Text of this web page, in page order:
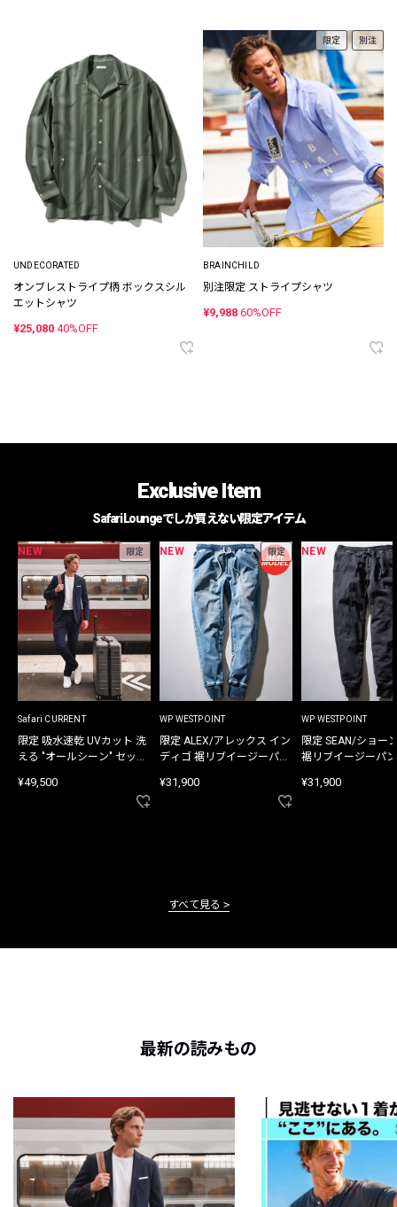
UNDECORATED
オンブレストライプ柄 ボックスシル
エットシャツ
¥25,080 40%OFF
限定 別注
BRAINCHILD
別注限定 ストライプシャツ
¥9,988 60%OFF
Exclusive Item
Safari Loungeでしか買えない限定アイテム
NEW 限定
Safari CURRENT
限定 吸水速乾 UVカット 洗
える "オールシーン" セット
¥49,500
NEW 限定
WP WESTPOINT
限定 ALEX/アレックス イン
ディゴ 裾リブイージーパン
¥31,900
NEW
WP WESTPOINT
限定 SEAN/ショー
裾リブイージーパ
¥31,900
すべて見る
最新の読みもの